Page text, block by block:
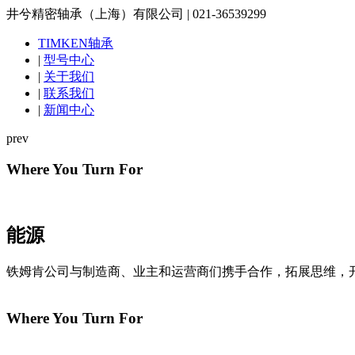
井兮精密轴承（上海）有限公司 | 021-36539299
TIMKEN轴承
| 型号中心
| 关于我们
| 联系我们
| 新闻中心
prev
Where You Turn For
能源
铁姆肯公司与制造商、业主和运营商们携手合作，拓展思维
Where You Turn For